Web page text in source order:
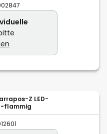
Z LED-
flammig